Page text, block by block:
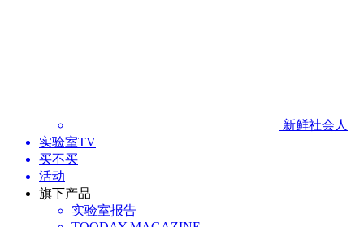
新鲜社会人
实验室TV
买不买
活动
旗下产品
实验室报告